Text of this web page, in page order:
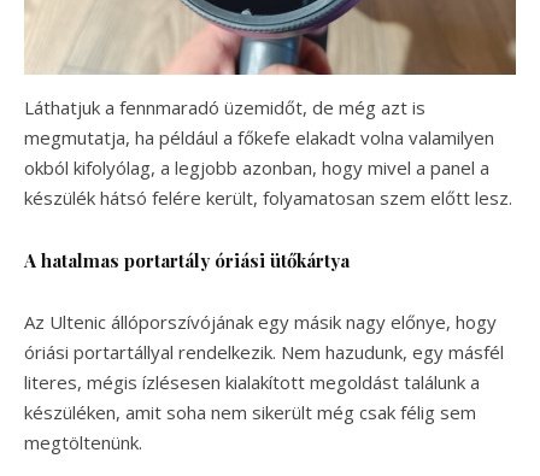
Láthatjuk a fennmaradó üzemidőt, de még azt is
megmutatja, ha például a főkefe elakadt volna valamilyen
okból kifolyólag, a legjobb azonban, hogy mivel a panel a
készülék hátsó felére került, folyamatosan szem előtt lesz.
A hatalmas portartály óriási ütőkártya
Az Ultenic állóporszívójának egy másik nagy előnye, hogy
óriási portartállyal rendelkezik. Nem hazudunk, egy másfél
literes, mégis ízlésesen kialakított megoldást találunk a
készüléken, amit soha nem sikerült még csak félig sem
megtöltenünk.